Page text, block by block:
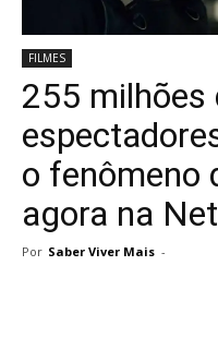
FILMES
255 milhões
o fenômeno
agora na
Por Saber Viver Mais -